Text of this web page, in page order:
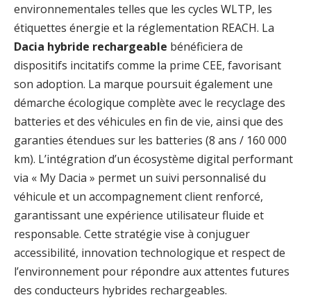
environnementales telles que les cycles WLTP, les
étiquettes énergie et la réglementation REACH. La
Dacia hybride rechargeable bénéficiera de
dispositifs incitatifs comme la prime CEE, favorisant
son adoption. La marque poursuit également une
démarche écologique complète avec le recyclage des
batteries et des véhicules en fin de vie, ainsi que des
garanties étendues sur les batteries (8 ans / 160 000
km). L’intégration d’un écosystème digital performant
via « My Dacia » permet un suivi personnalisé du
véhicule et un accompagnement client renforcé,
garantissant une expérience utilisateur fluide et
responsable. Cette stratégie vise à conjuguer
accessibilité, innovation technologique et respect de
l’environnement pour répondre aux attentes futures
des conducteurs hybrides rechargeables.